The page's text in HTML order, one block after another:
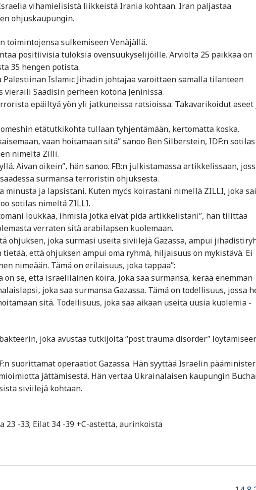
vihamielisistä liikkeistä Irania kohtaan. Iran paljastaa
ohjuskaupungin.
toimintojensa sulkemiseen Venäjällä.
positiivisia tuloksia ovensuukyselijöille. Arviolta 25 paikkaa on
35 hengen potista.
Palestiinan Islamic Jihadin johtajaa varoittaen samalla tilanteen
Saadisin perheen kotona Jeninissä.
epäiltyä yön yli jatkuneissa ratsioissa. Takavarikoidut aseet
etätutkikohta tullaan tyhjentämään, kertomatta koska.
vaan hoitamaan sitä” sanoo Ben Silberstein, IDF:n sotilas
nimeltä Zilli.
Aivan oikein”, hän sanoo. FB:n julkistamassa artikkelissaan,
surmansa terroristin ohjuksesta.
minusta ja lapsistani. Kuten myös koirastani nimellä ZILLI, joka sai
sotilas nimeltä ZILLI.
loukkaa, ihmisiä jotka eivät pidä artikkelistani”, hän tilittää
verraten sitä arabilapsen kuolemaan.
ohjuksen, joka surmasi useita siviilejä Gazassa, ampui
että ohjuksen ampui oma ryhmä, hiljaisuus on mykistävä. Ei
nimeään. Tämä on erilaisuus, joka tappaa”:
on se, että israelilainen koira, joka saa surmansa, kerää enemmän
joka saa surmansa Gazassa. Tämä on todellisuus, jossa
sitä. Todellisuus, joka saa aikaan useita uusia kuolemia -
joka avustaa tutkijoita “post trauma disorder”
suorittamat operaatiot Gazassa. Hän syyttää Israelin
jättämisestä. Hän vertaa Ukrainalaisen kaupungin
siviilejä kohtaan.
23 -33; Eilat 34 -39 +C-astetta, aurinkoista